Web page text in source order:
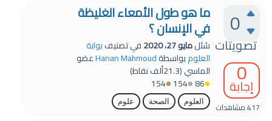
0
تصويتات
0
إجابة
417مشاهدات
ما هو طول الأمعاء الغليظة
في الإنسان ؟
سُئلمايو 27، 2020 في تصنيفبوابة
العلومبواسطةHanan Mahmoudعضو
الماسي(21.3ألف
نقاط)
86
154
154
العلوم الصحة علوم